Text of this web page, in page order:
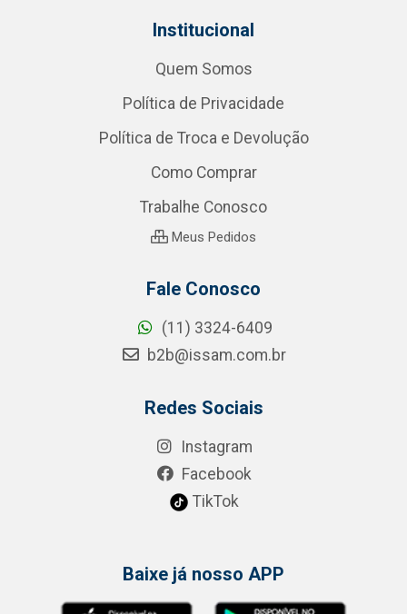
Institucional
Quem Somos
Política de Privacidade
Política de Troca e Devolução
Como Comprar
Trabalhe Conosco
Meus Pedidos
Fale Conosco
(11) 3324-6409
b2b@issam.com.br
Redes Sociais
Instagram
Facebook
TikTok
Baixe já nosso APP